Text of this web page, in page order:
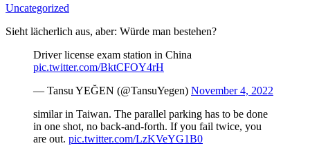
Uncategorized
Sieht lächerlich aus, aber: Würde man bestehen?
Driver license exam station in China
pic.twitter.com/BktCFOY4rH
— Tansu YEĞEN (@TansuYegen) November 4, 2022
similar in Taiwan. The parallel parking has to be done
in one shot, no back-and-forth. If you fail twice, you
are out. pic.twitter.com/LzKVeYG1B0